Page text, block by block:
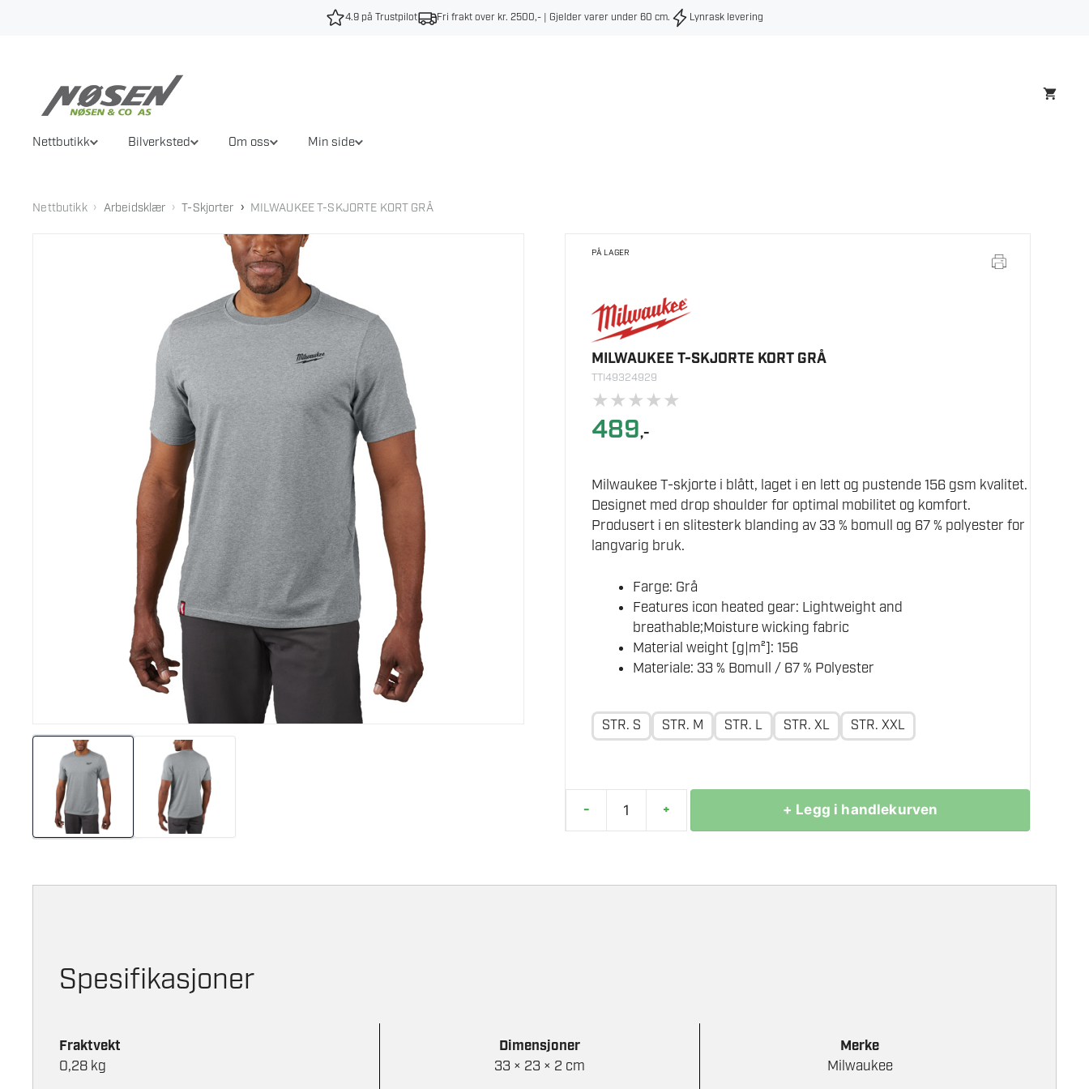
4.9 på Trustpilot Fri frakt over kr. 2500,- | Gjelder varer under 60 cm. Lynrask levering
Nettbutikk Bilverksted Om oss Min side
Nettbutikk › Arbeidsklær › T-Skjorter › MILWAUKEE T-SKJORTE KORT GRÅ
PÅ LAGER
MILWAUKEE T-SKJORTE KORT GRÅ
TTI49324929
★★★★★
489,-
Milwaukee T-skjorte i blått, laget i en lett og pustende 156 gsm kvalitet.
Designet med drop shoulder for optimal mobilitet og komfort.
Produsert i en slitesterk blanding av 33 % bomull og 67 % polyester for
langvarig bruk.
Farge: Grå
Features icon heated gear: Lightweight and
breathable;Moisture wicking fabric
Material weight [g|m²]: 156
Materiale: 33 % Bomull / 67 % Polyester
STR. S STR. M STR. L STR. XL STR. XXL
-
MILWAUKEE
+ + Legg i handlekurven
Spesifikasjoner
Fraktvekt
0,28 kg
Dimensjoner
33 × 23 × 2 cm
Merke
Milwaukee